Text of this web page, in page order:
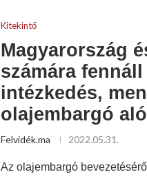
Kitekintő
Magyarország
számára
intézkedés,
olajembargó alól
Felvidék.ma 2022.05.31.
Az olajembargó